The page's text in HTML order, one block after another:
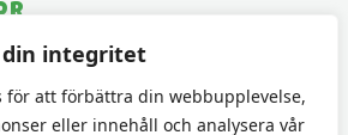
integritet
för att förbättra din webbupplevelse,
eller innehåll och analysera vår